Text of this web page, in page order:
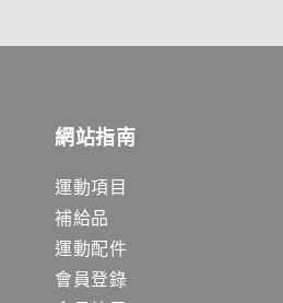
網站指南
運動項目
補給品
運動配件
會員登錄